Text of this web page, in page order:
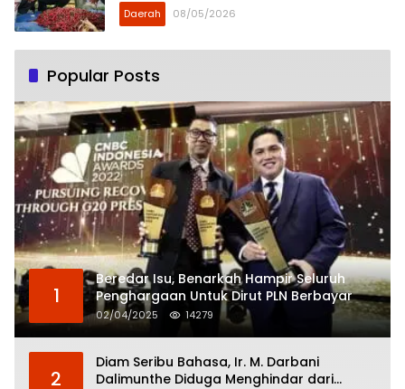
Daerah 08/05/2026
Popular Posts
1
Beredar Isu, Benarkah Hampir Seluruh
Penghargaan Untuk Dirut PLN Berbayar
02/04/2025 14279
2
Diam Seribu Bahasa, Ir. M. Darbani
Dalimunthe Diduga Menghindar dari